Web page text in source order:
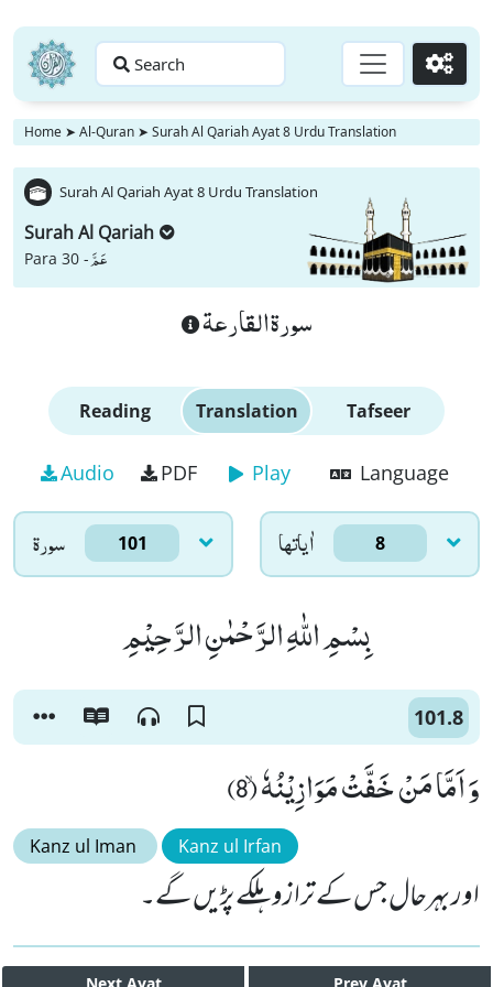
Search Go
Home ➤ Al-Quran ➤ Surah Al Qariah Ayat 8 Urdu Translation
Surah Al Qariah Ayat 8 Urdu Translation
Surah Al Qariah
Para 30 -عَمَّ
سورة القارعة
Reading Translation Tafseer
Audio PDF Play Language
سورۃ 101 اٰياتها 8
بِسْمِ اللّٰهِ الرَّحْمٰنِ الرَّحِیْمِ
101.8
وَ اَمَّا مَنْ خَفَّتْ مَوَازِیْنُهٗۙ (8)
Kanz ul Iman Kanz ul Irfan
اور بہرحال جس کے ترازو ہلکے پڑیں گے۔